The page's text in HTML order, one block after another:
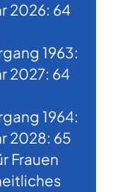
2026: 64
1963:
2027: 64
1964:
2028: 65
Frauen